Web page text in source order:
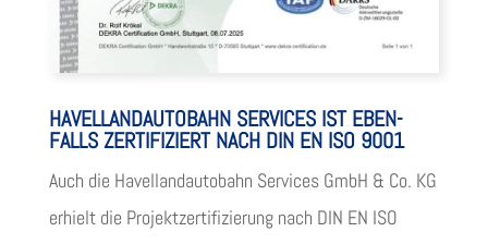
HAVEL­LAND­AU­TO­BAHN SER­VICES IST EBEN­
FALLS ZER­TI­FI­ZIERT NACH DIN EN ISO 9001
Auch die Havel­land­au­to­bahn Ser­vices GmbH & Co. KG
erhielt die Pro­jekt­zer­ti­fi­zie­rung nach DIN EN ISO